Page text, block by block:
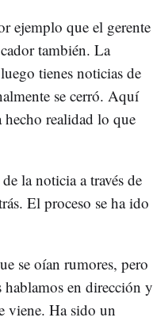
ejemplo que el gerente
también. La
tienes noticias de
se cerró. Aquí
realidad lo que
la noticia a través de
El proceso se ha ido
se oían rumores, pero
hablamos en dirección y
viene. Ha sido un